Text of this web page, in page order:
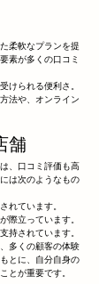
柔軟なプランを提
素が多くの口コミ
けられる便利さ。
法や、オンライン
舗
、口コミ評価も高
は次のようなもの
れています。
際立っています。
持されています。
多くの顧客の体験
とに、自分自身の
とが重要です。